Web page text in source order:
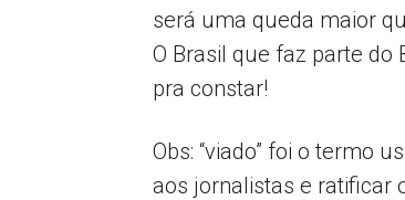
será uma queda maior
O Brasil que faz parte do
pra constar!
Obs: “viado” foi o termo
aos jornalistas e ratificar